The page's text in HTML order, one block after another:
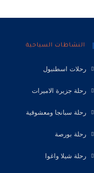
النشاطات السياحية
رحلات اسطنبول
رحلة جزيرة الاميرات
رحلة سبانجا ومعشوقية
رحلة بورصة
رحلة شيلا واغوا